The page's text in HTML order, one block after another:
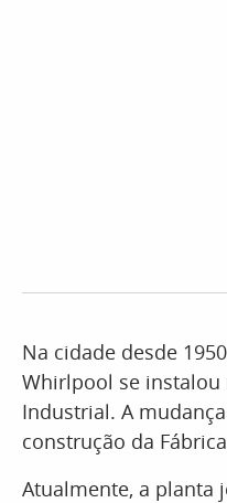
Na cidade desde
Whirlpool se
Industrial. A
construção da
Atualmente, a planta